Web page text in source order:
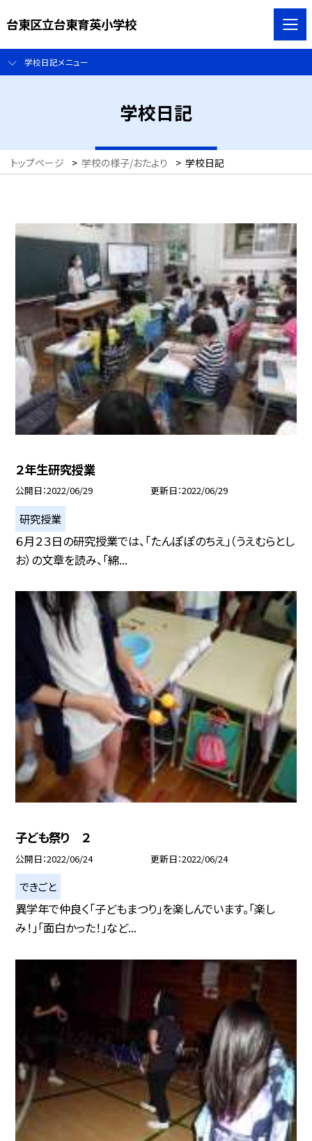
台東区立台東育英小学校
学校日記メニュー
学校日記
トップページ > 学校の様子/おたより > 学校日記
２年生研究授業
公開日 2022/06/29 更新日 2022/06/29
研究授業
６月２３日の研究授業では、「たんぽぽのちえ」（うえむらとし
お）の文章を読み、「綿...
子ども祭り ２
公開日 2022/06/24 更新日 2022/06/24
できごと
異学年で仲良く「子どもまつり」を楽しんでいます。「楽し
み！」「面白かった！」など...